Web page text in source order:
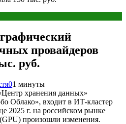
провайдеров
руб.
01 минуты
хранения данных»
Облако», входит в ИТ-кластер
2025 г. на российском рынке
произошли изменения.